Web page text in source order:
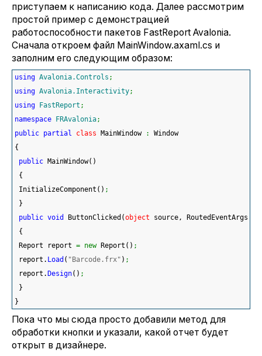
приступаем к написанию кода. Далее рассмотрим
простой пример с демонстрацией
работоспособности пакетов FastReport Avalonia.
Сначала откроем файл MainWindow.axaml.cs и
заполним его следующим образом:
using Avalonia.Controls ;
using Avalonia.Interactivity;
using
FastReport ;
namespace
FRAvalonia;
public partial class MainWindow :
Window
{
public MainWindow( )
{
InitializeComponent ( ) ;
}
public void ButtonClicked (object source, RoutedEventArgs
{
Report report = new Report ( ) ;
report. Load ( "Barcode.frx" ) ;
report. Design( ) ;
}
}
Пока что мы сюда просто добавили метод для
обработки кнопки и указали, какой отчет будет
открыт в дизайнере.